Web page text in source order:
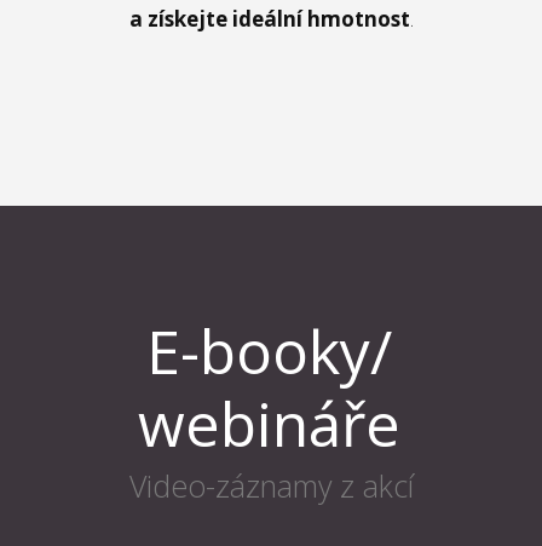
a získejte ideální hmotnost.
E-booky/
webináře
Video-záznamy z akcí